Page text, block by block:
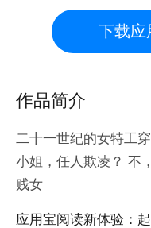
下载应
作品简介
二十一世纪的女特工
小姐，任人欺凌？ 不
贱女
应用宝阅读新体验：